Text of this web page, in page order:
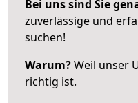
Bei uns sind Sie
zuverlässige und
suchen!
Warum?Weil unser
richtig ist.